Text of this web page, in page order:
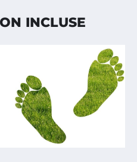
INCLUSE